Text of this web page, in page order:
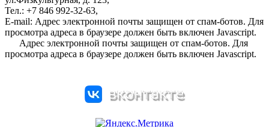
Тел.: +7 846 992-32-63,
E-mail: Адрес электронной почты защищен от спам-ботов. Для
просмотра адреса в браузере должен быть включен Javascript.
Адрес электронной почты защищен от спам-ботов. Для
просмотра адреса в браузере должен быть включен Javascript.